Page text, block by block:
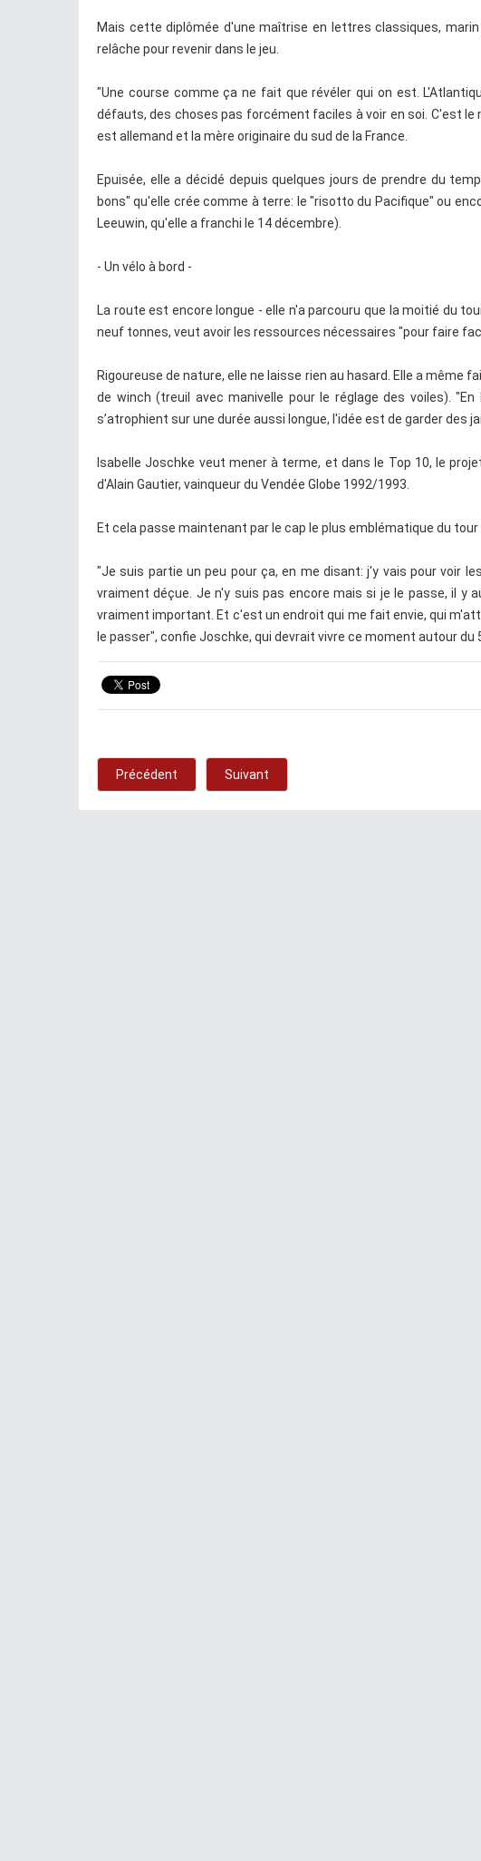
Mais cette diplômée d'une maîtrise en lettres classiques,
relâche pour revenir dans le jeu.
"Une course comme ça ne fait que révéler qui on est.
défauts, des choses pas forcément faciles à voir en soi. C'est
est allemand et la mère originaire du sud de la France.
Epuisée, elle a décidé depuis quelques jours de prendre du
bons" qu'elle crée comme à terre: le "risotto du Pacifique" ou
Leeuwin, qu'elle a franchi le 14 décembre).
- Un vélo à bord -
La route est encore longue - elle n'a parcouru que la moitié du
neuf tonnes, veut avoir les ressources nécessaires "pour faire
Rigoureuse de nature, elle ne laisse rien au hasard. Elle a
de winch (treuil avec manivelle pour le réglage des voiles).
s’atrophient sur une durée aussi longue, l'idée est de garder des
Isabelle Joschke veut mener à terme, et dans le Top 10, le
d'Alain Gautier, vainqueur du Vendée Globe 1992/1993.
Et cela passe maintenant par le cap le plus emblématique du tour
"Je suis partie un peu pour ça, en me disant: j'y vais pour voir
vraiment déçue. Je n'y suis pas encore mais si je le passe, il y
vraiment important. Et c'est un endroit qui me fait envie, qui
le passer", confie Joschke, qui devrait vivre ce moment autour du
Précédent Suivant